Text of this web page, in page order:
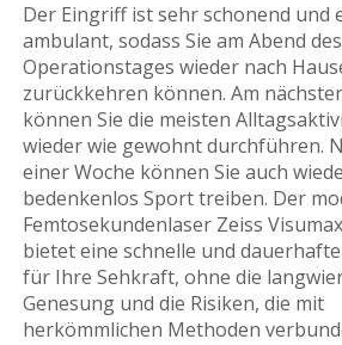
Der Eingriff ist sehr schonend und
ambulant, sodass Sie am Abend des
Operationstages wieder nach
zurückkehren können. Am
können Sie die meisten
wieder wie gewohnt durchführen.
einer Woche können Sie auch
bedenkenlos Sport treiben. Der
Femtosekundenlaser Zeiss
bietet eine schnelle und
für Ihre Sehkraft, ohne die
Genesung und die Risiken, die mit
herkömmlichen Methoden